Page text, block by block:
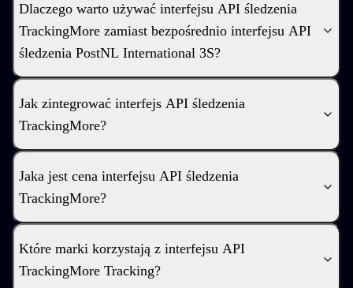
Dlaczego warto używać interfejsu API śledzenia
TrackingMore zamiast bezpośrednio interfejsu API
śledzenia PostNL International 3S?
Jak zintegrować interfejs API śledzenia
TrackingMore?
Jaka jest cena interfejsu API śledzenia
TrackingMore?
Które marki korzystają z interfejsu API
TrackingMore Tracking?